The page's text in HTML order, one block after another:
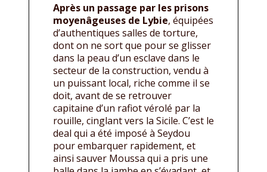
Après un passage par les prisons
moyenâgeuses de Lybie, équipées
d’authentiques salles de torture,
dont on ne sort que pour se glisser
dans la peau d’un esclave dans le
secteur de la construction, vendu à
un puissant local, riche comme il se
doit, avant de se retrouver
capitaine d’un rafiot vérolé par la
rouille, cinglant vers la Sicile. C’est le
deal qui a été imposé à Seydou
pour embarquer rapidement, et
ainsi sauver Moussa qui a pris une